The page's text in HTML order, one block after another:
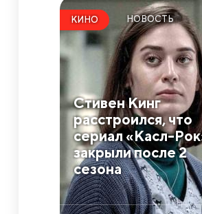
КИНО НОВОСТЬ
Стивен Кинг
расстроился, что
сериал «Касл-
закрыли после 2
сезона